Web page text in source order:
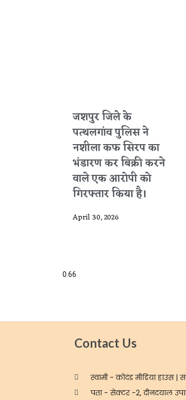
जशपुर जिले के
पत्थलगांव पुलिस ने
नशीला कफ सिरप का
भंडारण कर बिक्री करने
वाले एक आरोपी को
गिरफ्तार किया है।
April 30, 2026
Contact Us
स्वामी - कोदंड मीडिया हाउस |
पता - सेक्टर -2, दीनदयाल